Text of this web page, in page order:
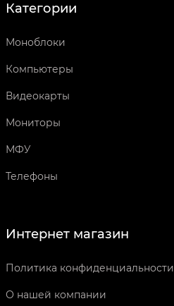
Категории
Моноблоки
Компьютеры
Видеокарты
Мониторы
МФУ
Телефоны
Интернет магазин
Политика конфиденциальности
О нашей компании